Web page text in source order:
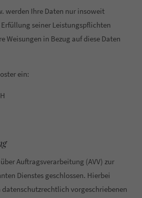
werden Ihre Daten nur insoweit
seiner Leistungspflichten
Weisungen in Bezug auf diese Daten
ein:
Auftragsverarbeitung (AVV) zur
Dienstes geschlossen. Hierbei
datenschutzrechtlich vorgeschriebenen